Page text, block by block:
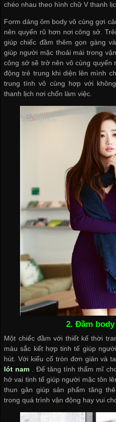
chéo nhau theo hình chữ V thanh
Form dáng ôm body vô cùng gợi
nên quyến rũ hơn nơi công sở.
giúp chiếc đầm thêm gọn gàng
giúp người mặc thoải mái trong
công sở sẽ trở nên vô cùng quyến
động trẻ trung khi diện lên mình
trung tính vô cùng hợp với
thanh lịch nơi chốn làm việc.
2. Đầm body
Một chiếc đầm với thiết kế thời
màu sắc kết hợp tinh tế giúp
hút. Với kiểu cổ tròn đơn giản và
lót nam . Để tăng tính thẩm mĩ
hở vai tinh tế giúp người mặc tôn
thun gân giúp sản phẩm tăng
trong quá trình vận động hay vui